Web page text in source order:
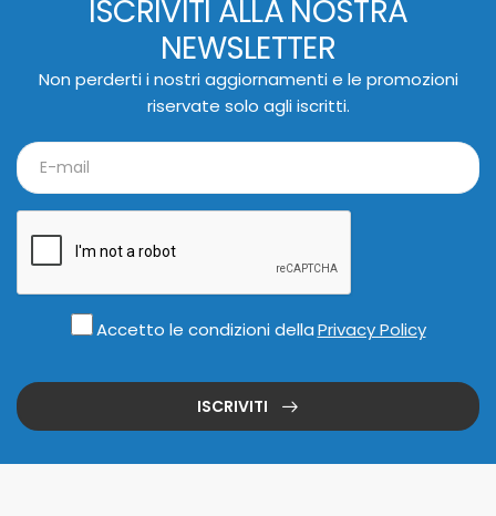
ISCRIVITI ALLA NOSTRA
NEWSLETTER
Non perderti i nostri aggiornamenti e le promozioni
riservate solo agli iscritti.
Accetto le condizioni dellaPrivacy Policy
ISCRIVITI